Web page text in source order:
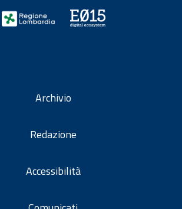
Archivio
Redazione
Accessibilità